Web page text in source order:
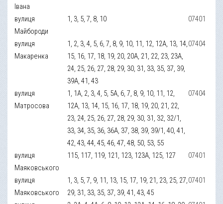
Івана
вулиця
Майбороди
1, 3, 5, 7, 8, 10 07401
вулиця
Макаренка
1, 2, 3, 4, 5, 6, 7, 8, 9, 10, 11, 12, 12А, 13, 14,
15, 16, 17, 18, 19, 20, 20А, 21, 22, 23, 23А,
24, 25, 26, 27, 28, 29, 30, 31, 33, 35, 37, 39,
39А, 41, 43
07404
вулиця
Матросова
1, 1А, 2, 3, 4, 5, 5А, 6, 7, 8, 9, 10, 11, 12,
12А, 13, 14, 15, 16, 17, 18, 19, 20, 21, 22,
23, 24, 25, 26, 27, 28, 29, 30, 31, 32, 32/1,
33, 34, 35, 36, 36А, 37, 38, 39, 39/1, 40, 41,
42, 43, 44, 45, 46, 47, 48, 50, 53, 55
07404
вулиця
Маяковського
115, 117, 119, 121, 123, 123А, 125, 127 07401
вулиця
Маяковського
1, 3, 5, 7, 9, 11, 13, 15, 17, 19, 21, 23, 25, 27,
29, 31, 33, 35, 37, 39, 41, 43, 45
07401